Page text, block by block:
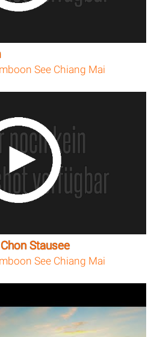
See Chiang Mai
Stausee
See Chiang Mai